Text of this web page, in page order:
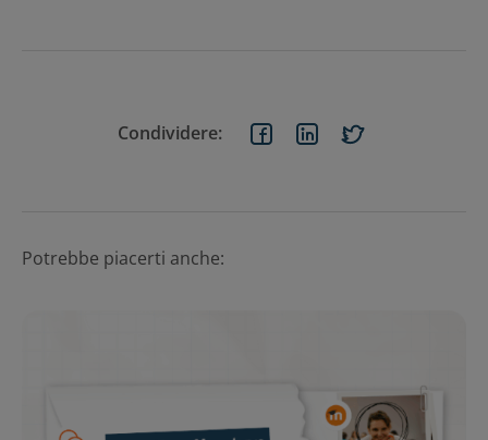
Condividere:
Potrebbe piacerti anche: